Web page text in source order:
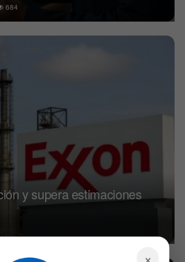
684
y supera estimaciones
×